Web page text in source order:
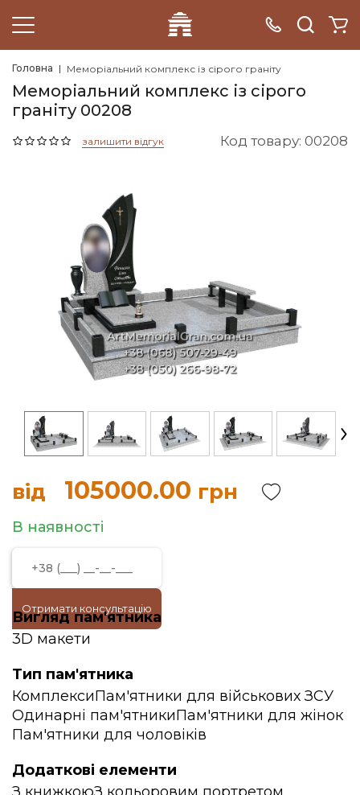
Головна Меморіальний комплекс із сірого граніту
Меморіальний комплекс із сірого
граніту 00208
залишити відгук Код товару: 00208
від 105000.00 грн
В наявності
Отримати консультацію
Вигляд пам'ятника
3D макети
Тип пам'ятника
КомплексиПам'ятники для військових ЗСУ
Одинарні пам'ятникиПам'ятники для жінок
Пам'ятники для чоловіків
Додаткові елементи